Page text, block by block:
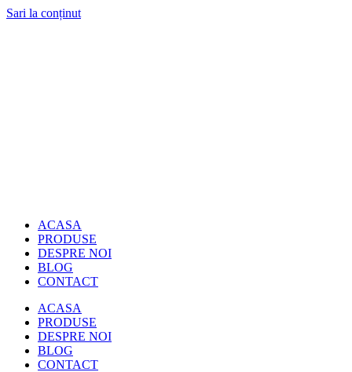
Sari la conținut
ACASA
PRODUSE
DESPRE NOI
BLOG
CONTACT
ACASA
PRODUSE
DESPRE NOI
BLOG
CONTACT